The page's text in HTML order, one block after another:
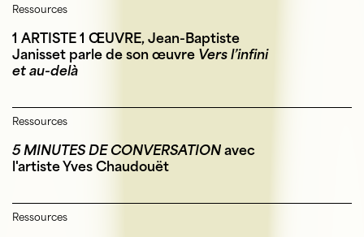
Ressources
1 ARTISTE 1 ŒUVRE, Jean-Baptiste
Janisset parle de son œuvre Vers l’infini
et au-delà
Ressources
5 MINUTES DE CONVERSATION avec
l'artiste Yves Chaudouët
Ressources